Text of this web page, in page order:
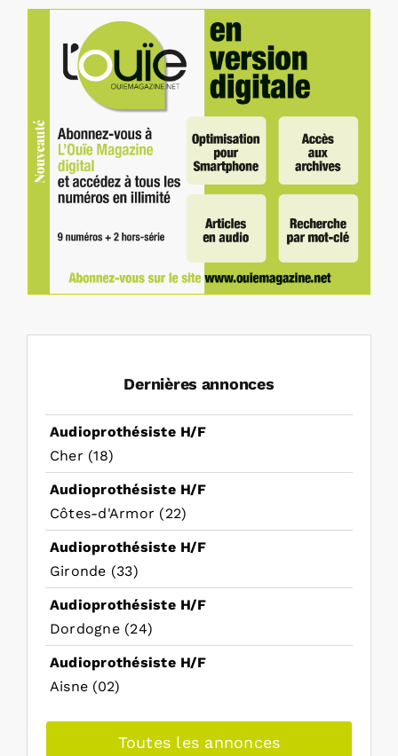
Dernières annonces
Audioprothésiste H/F
Cher (18)
Audioprothésiste H/F
Côtes-d'Armor (22)
Audioprothésiste H/F
Gironde (33)
Audioprothésiste H/F
Dordogne (24)
Audioprothésiste H/F
Aisne (02)
Toutes les annonces